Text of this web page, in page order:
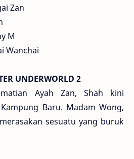
Zan
M
Wanchai
UNDERWORLD 2
Ayah Zan, Shah kini
Baru. Madam Wong,
sesuatu yang buruk